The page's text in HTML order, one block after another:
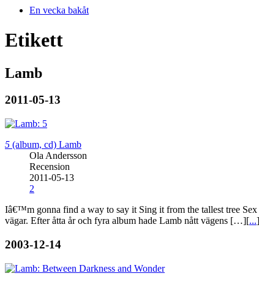
En vecka bakåt
Etikett
Lamb
2011-05-13
5 (album, cd) Lamb
Ola Andersson
Recension
2011-05-13
2
Iâ€™m gonna find a way to say it Sing it from the tallest tree
vägar. Efter åtta år och fyra album hade Lamb nått vägens […][...]
2003-12-14